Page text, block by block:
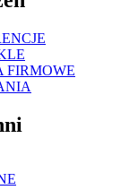
FIRMOWE